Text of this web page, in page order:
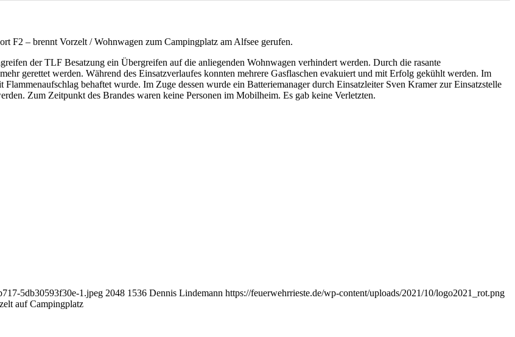
F2 – brennt Vorzelt / Wohnwagen zum Campingplatz am Alfsee gerufen.
der TLF Besatzung ein Übergreifen auf die anliegenden Wohnwagen verhindert werden. Durch die rasante
gerettet werden. Während des Einsatzverlaufes konnten mehrere Gasflaschen evakuiert und mit Erfolg gekühlt werden. Im
behaftet wurde. Im Zuge dessen wurde ein Batteriemanager durch Einsatzleiter Sven Kramer zur Einsatzstelle
Zum Zeitpunkt des Brandes waren keine Personen im Mobilheim. Es gab keine Verletzten.
5db30593f30e-1.jpeg 2048 1536 Dennis Lindemann https://feuerwehrrieste.de/wp-content/uploads/2021/10/logo2021_rot.png
auf Campingplatz